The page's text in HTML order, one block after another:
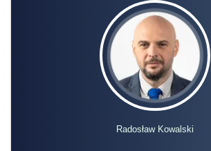
Radosław Kowalski